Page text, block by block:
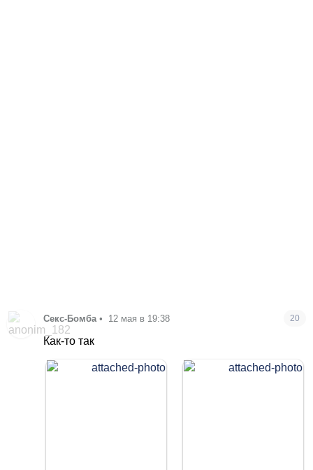
Секс-Бомба • 12 мая в 19:38 20
Как-то так